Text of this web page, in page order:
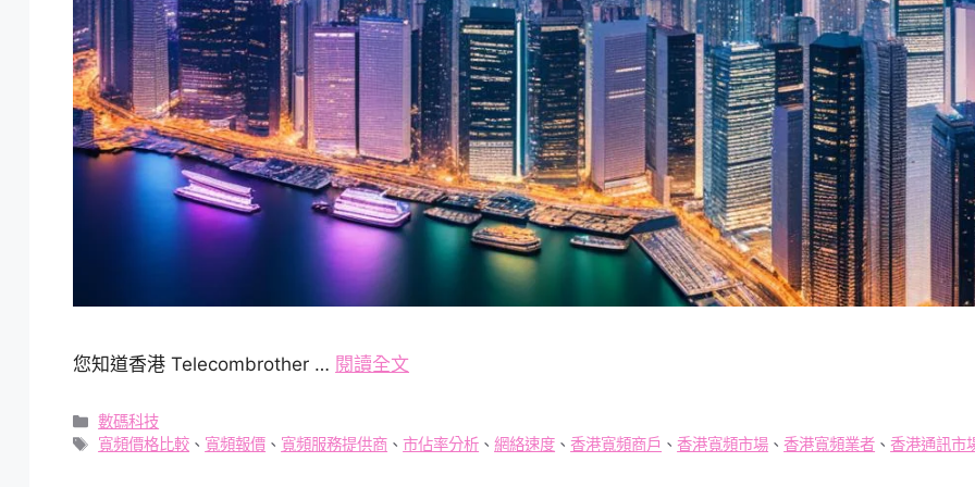
您知道香港 Telecombrother … 閱讀全文
分
類
數碼科技
標
寬頻價格比較 、 寬頻報價 、 寬頻服務提供商 、市佔率分析 、網絡速度 、香港寬頻商戶 、香港寬頻市場 、香港寬頻業者 、香港通訊市